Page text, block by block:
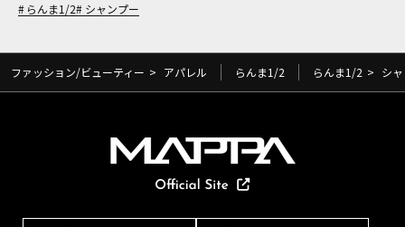
らんま1/2 シャンプー
ファッション/ビューティー > アパレル らんま1/2 らんま1/2 > シ